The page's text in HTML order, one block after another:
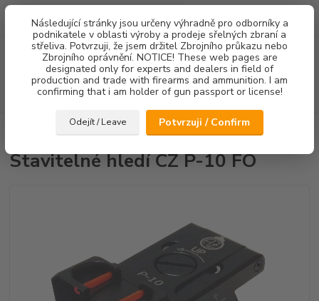
Následující stránky jsou určeny výhradně pro odborníky a
podnikatele v oblasti výroby a prodeje sřelných zbraní a
střeliva. Potvrzuji, že jsem držitel Zbrojního průkazu nebo
Zbrojního oprávnění. NOTICE! These web pages are
designated only for experts and dealers in field of
production and trade with firearms and ammunition. I am
confirming that i am holder of gun passport or license!
Odejít / Leave Potvrzuji / Confirm
Menu
Hledat
za0,00 Kč
Stavitelné hledí CZ P-10 FO
Stavitelné hledí CZ P-10 FO